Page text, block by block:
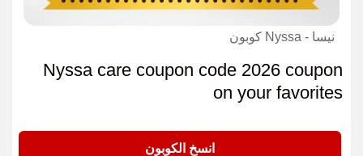
نيسا - Nyssa كوبون
Nyssa care coupon code 2026 coupon
on your favorites
انسخ الكوبون